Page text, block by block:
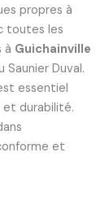
propres à
toutes les
à Guichainville
Saunier Duval.
essentiel
et durabilité.
et